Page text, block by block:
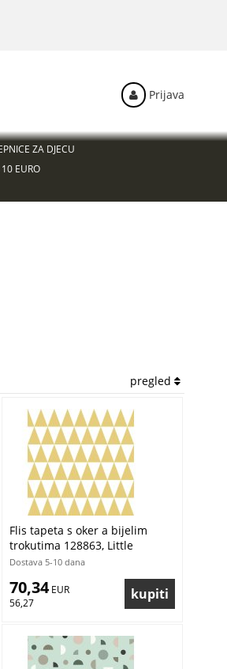
pregled
Flis tapeta s oker a bijelim
trokutima 128863, Little
Bandits, Esta
Dostava 5-10 dana
70,34 EUR
56,27
ZA DJECU
EURO
Prijava